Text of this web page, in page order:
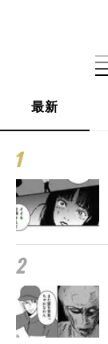
最新